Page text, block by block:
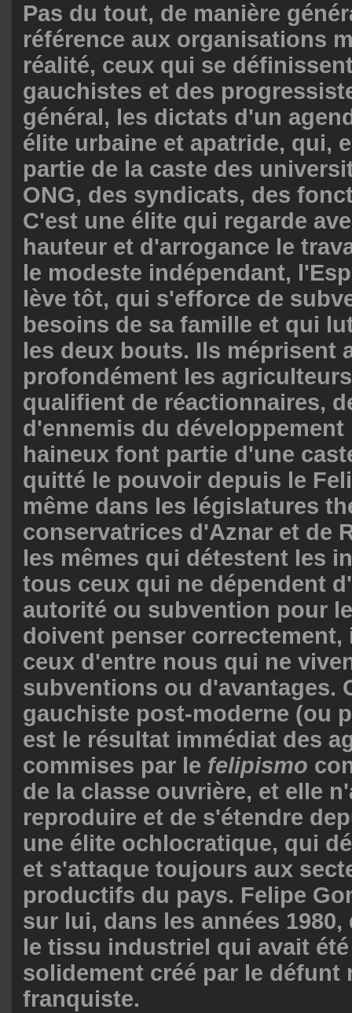
Pas du tout, de manière
référence aux organisations
réalité, ceux qui se
gauchistes et des
général, les dictats d'un
élite urbaine et apatride, qui,
partie de la caste des
ONG, des syndicats, des
C'est une élite qui regarde
hauteur et d'arrogance le
le modeste indépendant,
lève tôt, qui s'efforce de
besoins de sa famille et qui
les deux bouts. Ils méprisent
profondément les
qualifient de réactionnaires,
d'ennemis du
haineux font partie d'une
quitté le pouvoir depuis le
même dans les législatures
conservatrices d'Aznar et de
les mêmes qui détestent les
tous ceux qui ne dépendent
autorité ou subvention pour
doivent penser correctement,
ceux d'entre nous qui ne
subventions ou d'avantages.
gauchiste post-moderne (ou
est le résultat immédiat des
commises par le felipismo
de la classe ouvrière, et elle
reproduire et de s'étendre
une élite ochlocratique, qui
et s'attaque toujours aux
productifs du pays. Felipe
sur lui, dans les années 1980,
le tissu industriel qui avait
solidement créé par le défunt
franquiste.